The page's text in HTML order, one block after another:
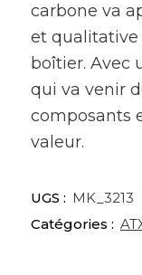
carbone va
et qualitative
boîtier. Avec
qui va venir
composants
valeur.
UGS : MK_3213
Catégories :